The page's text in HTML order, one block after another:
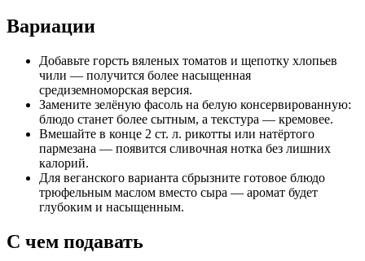
Вариации
Добавьте горсть вяленых томатов и щепотку хлопьев
чили — получится более насыщенная
средиземноморская версия.
Замените зелёную фасоль на белую консервированную:
блюдо станет более сытным, а текстура — кремовее.
Вмешайте в конце 2 ст. л. рикотты или натёртого
пармезана — появится сливочная нотка без лишних
калорий.
Для веганского варианта сбрызните готовое блюдо
трюфельным маслом вместо сыра — аромат будет
глубоким и насыщенным.
С чем подавать